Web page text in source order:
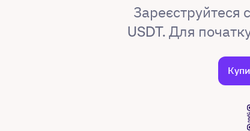
Зареєструйтеся
USDT. Для